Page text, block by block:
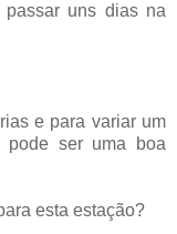
passar uns dias na
e para variar um
pode ser uma boa
esta estação?